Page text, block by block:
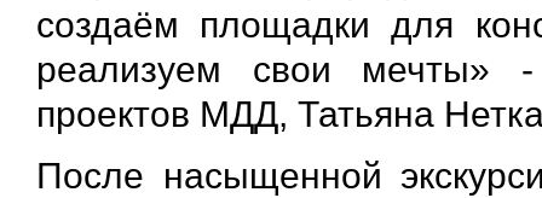
создаём площадки для
реализуем свои мечты» -
проектов МДД, Татьяна
После насыщенной